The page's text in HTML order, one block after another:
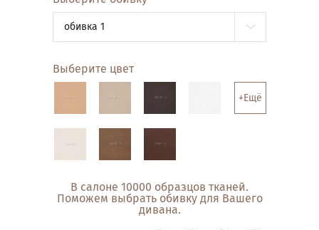
обивка 1
Выберите цвет
+Ещё
В салоне 10000 образцов тканей.
Поможем выбрать обивку для Вашего
дивана.